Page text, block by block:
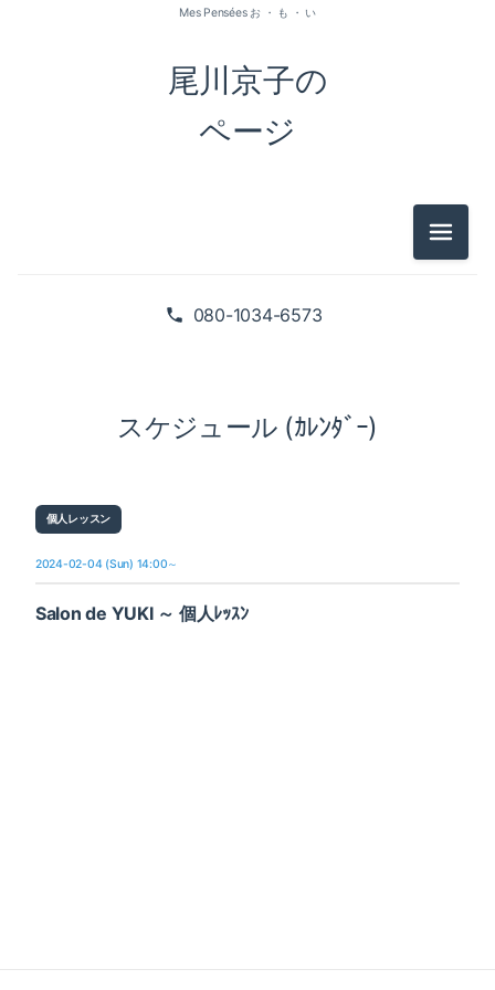
080-1034-6573
尾川京子の
ページ
Mes Pensées お ・ も ・ い
メニュ
スケジュール (ｶﾚﾝﾀﾞｰ)
個人レッスン
2024-02-04 (Sun) 14:00～
Salon de YUKI ～ 個人ﾚｯｽﾝ